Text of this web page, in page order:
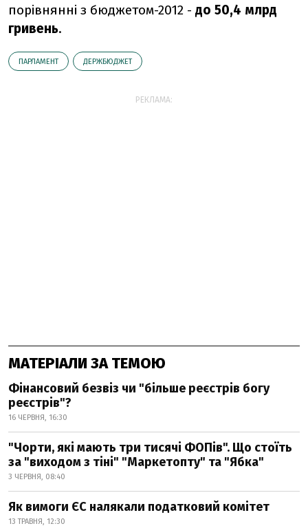
порівнянні з бюджетом-2012 - до 50,4 млрд
гривень.
ПАРЛАМЕНТ ДЕРЖБЮДЖЕТ
РЕКЛАМА:
МАТЕРІАЛИ ЗА ТЕМОЮ
Фінансовий безвіз чи "більше реєстрів богу
реєстрів"?
16 ЧЕРВНЯ, 16:30
"Чорти, які мають три тисячі ФОПів". Що стоїть
за "виходом з тіні" "Маркетопту" та "Ябка"
3 ЧЕРВНЯ, 08:40
Як вимоги ЄС налякали податковий комітет
13 ТРАВНЯ, 12:30